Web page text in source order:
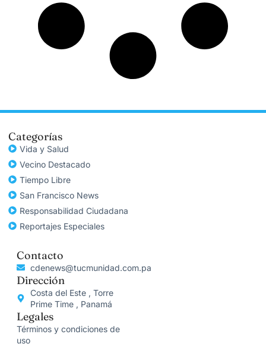
Categorías
Vida y Salud
Vecino Destacado
Tiempo Libre
San Francisco News
Responsabilidad Ciudadana
Reportajes Especiales
Contacto
cdenews@tucmunidad.com.pa
Dirección
Costa del Este , Torre
Prime Time , Panamá
Legales
Términos y condiciones de
uso